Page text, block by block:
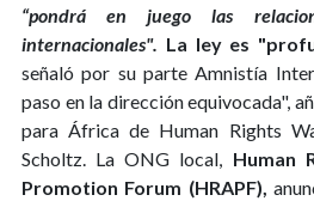
“pondrá en juego las
internacionales". La ley es
señaló por su parte Amnistía
paso en la dirección equivocada",
para África de Human Rights
Scholtz. La ONG local, Human
Promotion Forum (HRAPF),